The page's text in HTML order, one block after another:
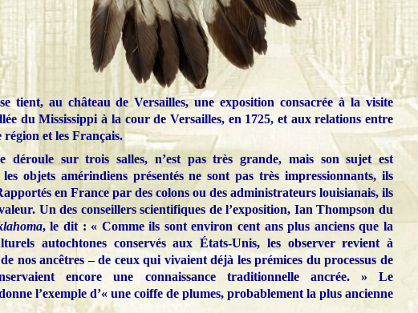
tient, au château de Versailles, une exposition consacrée à la visite
du Mississippi à la cour de Versailles, en 1725, et aux relations entre
région et les Français.
déroule sur trois salles, n’est pas très grande, mais son sujet est
objets amérindiens présentés ne sont pas très impressionnants, ils
en France par des colons ou des administrateurs louisianais, ils
Un des conseillers scientifiques de l’exposition, Ian Thompson du
, le dit : « Comme ils sont environ cent ans plus anciens que la
autochtones conservés aux États-Unis, les observer revient à
nos ancêtres – de ceux qui vivaient déjà les prémices du processus de
encore une connaissance traditionnelle ancrée. » Le
l’exemple d’« une coiffe de plumes, probablement la plus ancienne